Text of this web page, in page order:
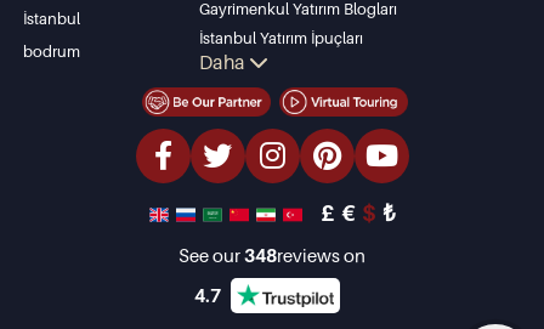
Kemer
Dalyan
Izmir
Belek
İstanbul
bodrum
Gayrimenkul Yatırım Blogları
İstanbul Yatırım İpuçları
PropertyTurkey TV
İstanbul Yatırım Gayrimenkulleri
Mülkünüzü Satmak
Uygun Fiyatlı Emlaklar
Denize Sıfır Tesisler
lüks Özellikler
Daha
£ € $ ₺
See our348reviews on
4.7